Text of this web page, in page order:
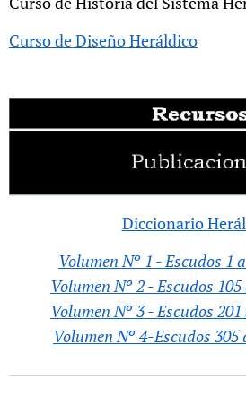
Curso de Diseño Heráldico
Diccionario
Volumen Nº 1 - Escudos 1
Volumen Nº 2 - Escudos
Volumen Nº 3 - Escudos
Volumen Nº 4-Escudos 305